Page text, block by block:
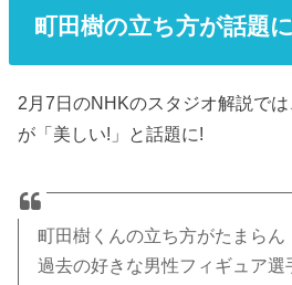
町田樹の立ち方が話題
2月7日のNHKのスタジオ解説で
が「美しい!」と話題に!
町田樹くんの立ち方がたまらん
過去の好きな男性フィギュア選